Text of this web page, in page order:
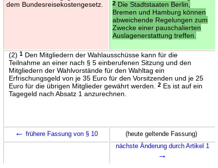
dem Bundesreisekostengesetz.
2Die Stadtstaaten Berlin,
Bremen und Hamburg können
abweichende Regelungen zum
Zwecke einer pauschalierten
Auslagenerstattung treffen.
(2) 1Den Mitgliedern der Wahlausschüsse kann für die
Teilnahme an einer nach § 5 einberufenen Sitzung und den
Mitgliedern der Wahlvorstände für den Wahltag ein
Erfrischungsgeld von je 35 Euro für den Vorsitzenden und je 25
Euro für die übrigen Mitglieder gewährt werden.
2Es ist auf ein
Tagegeld nach Absatz 1 anzurechnen.
← frühere Fassung von § 10
(heute geltende Fassung)
nächste Änderung durch Artikel 1
→